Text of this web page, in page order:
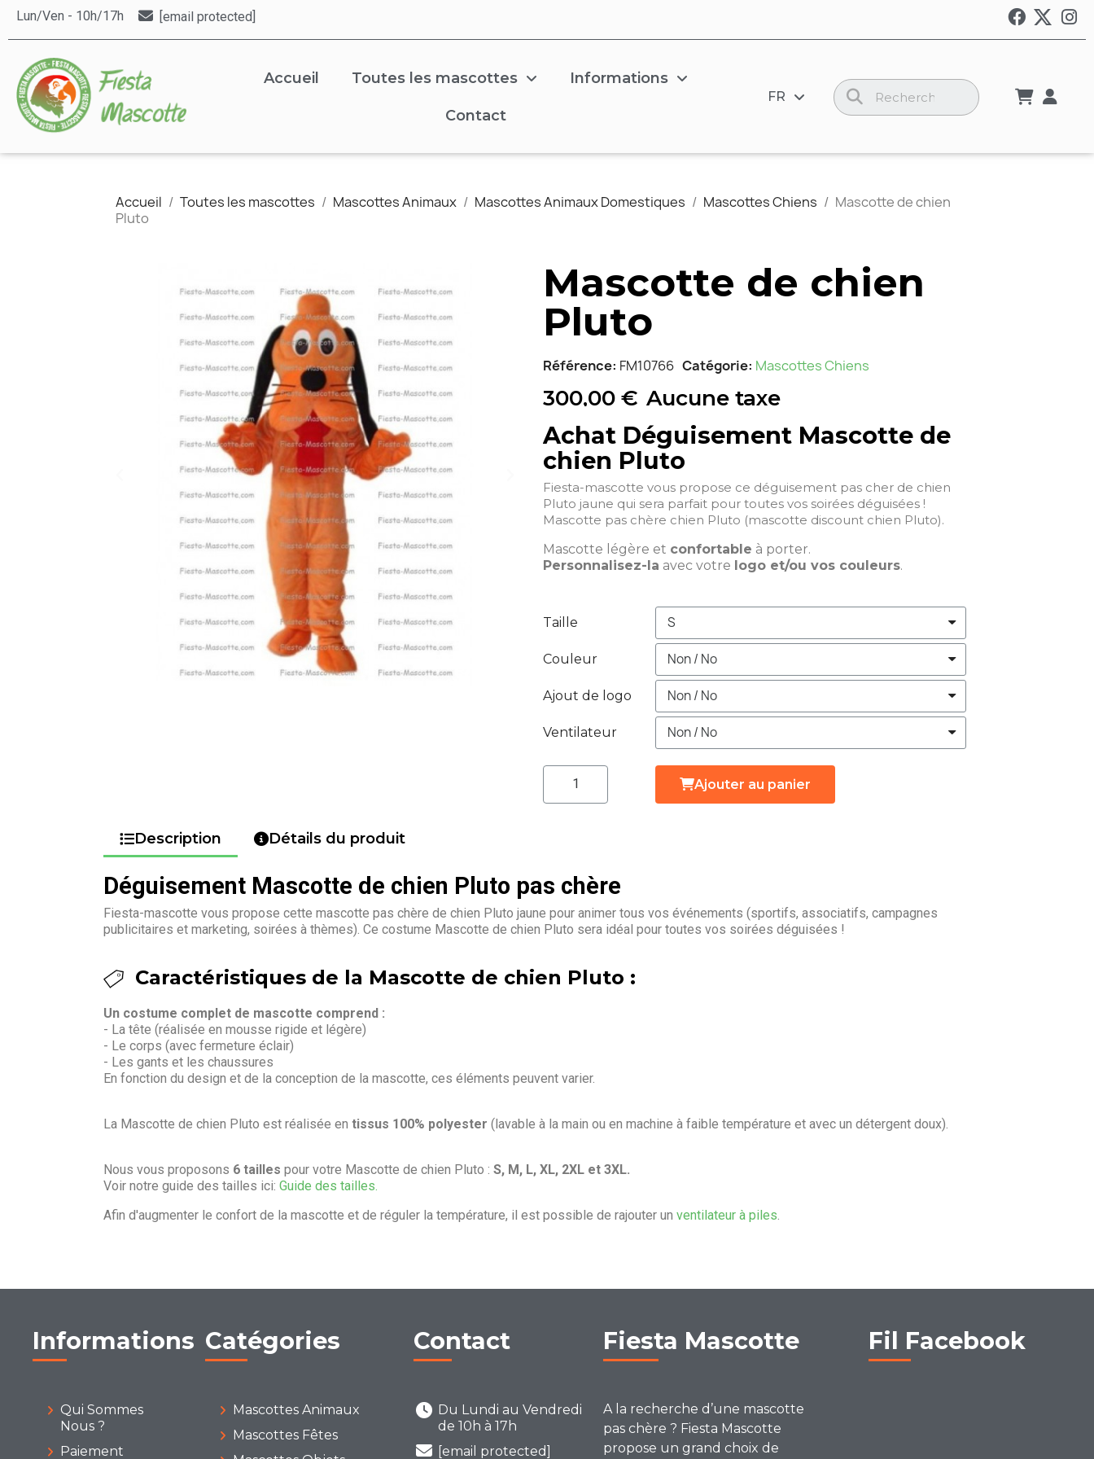
Lun/Ven - 10h/17h [email protected]
Accueil Toutes les mascottes Informations
Contact
FR
Accueil Toutes les mascottes Mascottes Animaux Mascottes Animaux Domestiques Mascottes Chiens
Mascotte de chien
Pluto
Mascotte de chien
Pluto
Référence FM10766 Catégorie Mascottes Chiens
300,00 € Aucune taxe
Achat Déguisement Mascotte de
chien Pluto
Fiesta-mascotte vous propose ce déguisement pas cher de chien
Pluto jaune qui sera parfait pour toutes vos soirées déguisées !
Mascotte pas chère chien Pluto (mascotte discount chien Pluto).
Mascotte légère et confortable à porter.
Personnalisez-la avec votre logo et/ou vos couleurs.
Taille
Couleur
Ajout de logo
Ventilateur
Ajouter au panier
Description Détails du produit
Déguisement Mascotte de chien Pluto pas chère
Fiesta-mascotte vous propose cette mascotte pas chère de chien Pluto jaune pour animer tous vos événements (sportifs, associatifs, campagnes
publicitaires et marketing, soirées à thèmes). Ce costume Mascotte de chien Pluto sera idéal pour toutes vos soirées déguisées !
Caractéristiques de la Mascotte de chien Pluto :
Un costume complet de mascotte comprend :
- La tête (réalisée en mousse rigide et légère)
- Le corps (avec fermeture éclair)
- Les gants et les chaussures
En fonction du design et de la conception de la mascotte, ces éléments peuvent varier.
La Mascotte de chien Pluto est réalisée en tissus 100% polyester (lavable à la main ou en machine à faible température et avec un détergent doux).
Nous vous proposons 6 tailles pour votre Mascotte de chien Pluto : S, M, L, XL, 2XL et 3XL.
Voir notre guide des tailles ici: Guide des tailles.
Afin d'augmenter le confort de la mascotte et de réguler la température, il est possible de rajouter un ventilateur à piles.
Informations
Qui Sommes
Nous ?
Paiement
Catégories
Mascottes Animaux
Mascottes Fêtes
Contact
Du Lundi au Vendredi
de 10h à 17h
[email protected]
Fiesta Mascotte
A la recherche d’une mascotte
pas chère ? Fiesta Mascotte
propose un grand choix de
Fil Facebook